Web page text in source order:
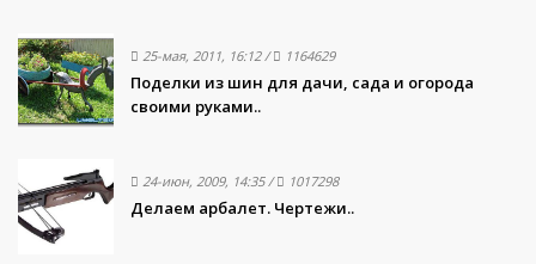
25-мая, 2011, 16:12/ 1164629
Поделки из шин для дачи, сада и огорода
своими руками..
24-июн, 2009, 14:35/ 1017298
Делаем арбалет. Чертежи..